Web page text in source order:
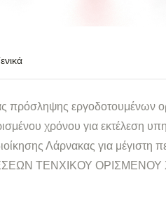
πρόσληψης εργοδοτουμένων
χρόνου για εκτέλεση
Λάρνακας για μέγιστη
ΤΕΝΧΙΚΟΥ ΟΡΙΣΜΕΝΟΥ